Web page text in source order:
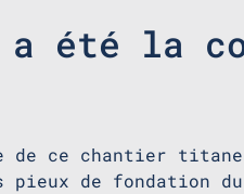
été la
de ce chantier
de fondation